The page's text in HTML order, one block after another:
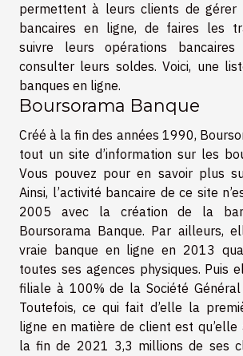
permettent à leurs clients de gérer
bancaires en ligne, de faires les
suivre leurs opérations
consulter leurs soldes. Voici, une
banques en ligne.
Boursorama Banque
Créé à la fin des années 1990,
tout un site d’information sur les
Vous pouvez pour en savoir plus
Ainsi, l’activité bancaire de ce site
2005 avec la création de la
Boursorama Banque. Par ailleurs,
vraie banque en ligne en 2013
toutes ses agences physiques. Puis
filiale à 100% de la Société
Toutefois, ce qui fait d’elle la
ligne en matière de client est qu’elle
la fin de 2021 3,3 millions de ses